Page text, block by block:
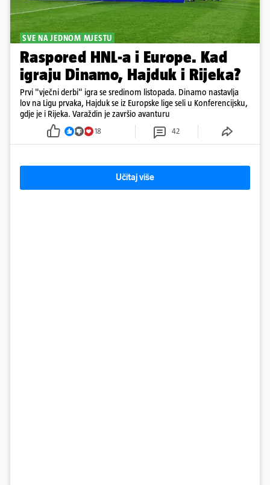
SVE NA JEDNOM MJESTU
Raspored HNL-a i Europe. Kad
igraju Dinamo, Hajduk i Rijeka?
Prvi "vječni derbi" igra se sredinom listopada. Dinamo nastavlja
lov na Ligu prvaka, Hajduk se iz Europske lige seli u Konferencijsku,
gdje je i Rijeka. Varaždin je završio avanturu
18 42
Učitaj više